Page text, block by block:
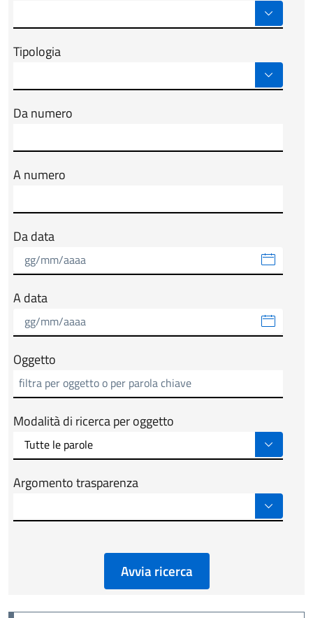
Tipologia
Da numero
A numero
Da data
A data
Oggetto
Modalità di ricerca per oggetto
Argomento trasparenza
Avvia ricerca